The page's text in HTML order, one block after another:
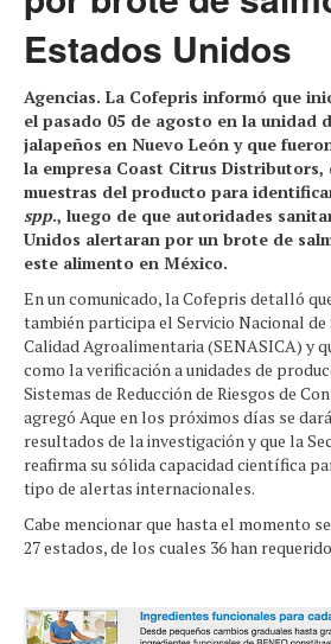
Estados Unidos
Agencias. La Cofepris informó que
el pasado 05 de agosto en la unidad
jalapeños en Nuevo León y que
la empresa Coast Citrus Distributors,
muestras del producto para
spp., luego de que autoridades
Unidos alertaran por un brote de
este alimento en México.
En un comunicado, la Cofepris detalló
también participa el Servicio Nacional de
Calidad Agroalimentaria (SENASICA) y
como la verificación a unidades de
Sistemas de Reducción de Riesgos de
agregó Aque en los próximos días se
resultados de la investigación y que la
reafirma su sólida capacidad científica
tipo de alertas internacionales.
Cabe mencionar que hasta el momento
27 estados, de los cuales 36 han